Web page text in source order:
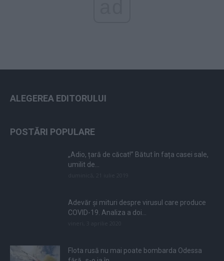
ALEGEREA EDITORULUI
POSTĂRI POPULARE
„Adio, țară de căcat!” Bătut în fața casei sale,
umilit de...
Adevăr și mituri despre virusul care produce
COVID-19. Analiza a doi...
Flota rusă nu mai poate bombarda Odessa